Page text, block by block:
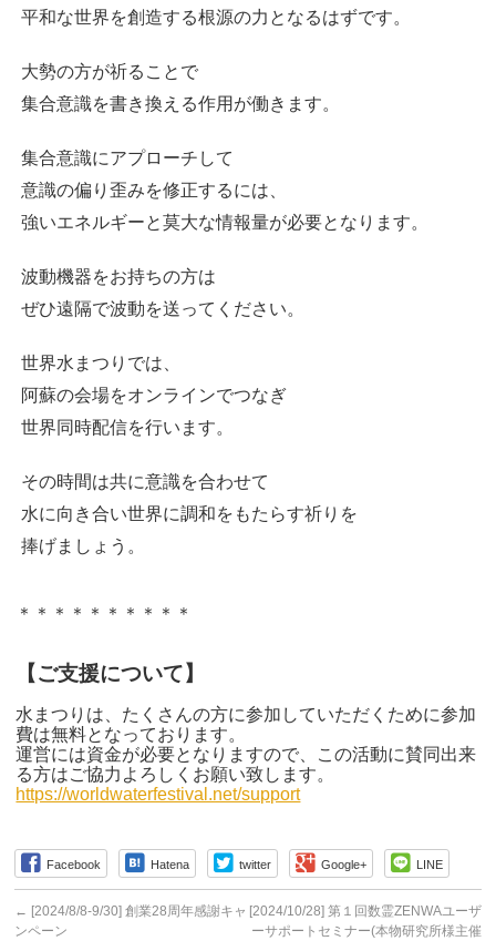
平和な世界を創造する根源の力となるはずです。
大勢の方が祈ることで
集合意識を書き換える作用が働きます。
集合意識にアプローチして
意識の偏り歪みを修正するには、
強いエネルギーと莫大な情報量が必要となります。
波動機器をお持ちの方は
ぜひ遠隔で波動を送ってください。
世界水まつりでは、
阿蘇の会場をオンラインでつなぎ
世界同時配信を行います。
その時間は共に意識を合わせて
水に向き合い世界に調和をもたらす祈りを
捧げましょう。
＊＊＊＊＊＊＊＊＊＊
【ご支援について】
水まつりは、たくさんの方に参加していただくために参加
費は無料となっております。
運営には資金が必要となりますので、この活動に賛同出来
る方はご協力よろしくお願い致します。
https://worldwaterfestival.net/support
Facebook Hatena twitter Google+ LINE
← [2024/8/8-9/30] 創業28周年感謝キャ
ンペーン
[2024/10/28] 第１回数霊ZENWAユーザ
ーサポートセミナー(本物研究所様主催